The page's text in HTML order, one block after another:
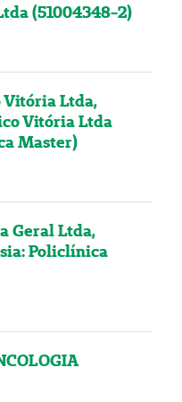
(51004348-2)
Vitória Ltda,
Vitória Ltda
Master)
Geral Ltda,
Policlínica